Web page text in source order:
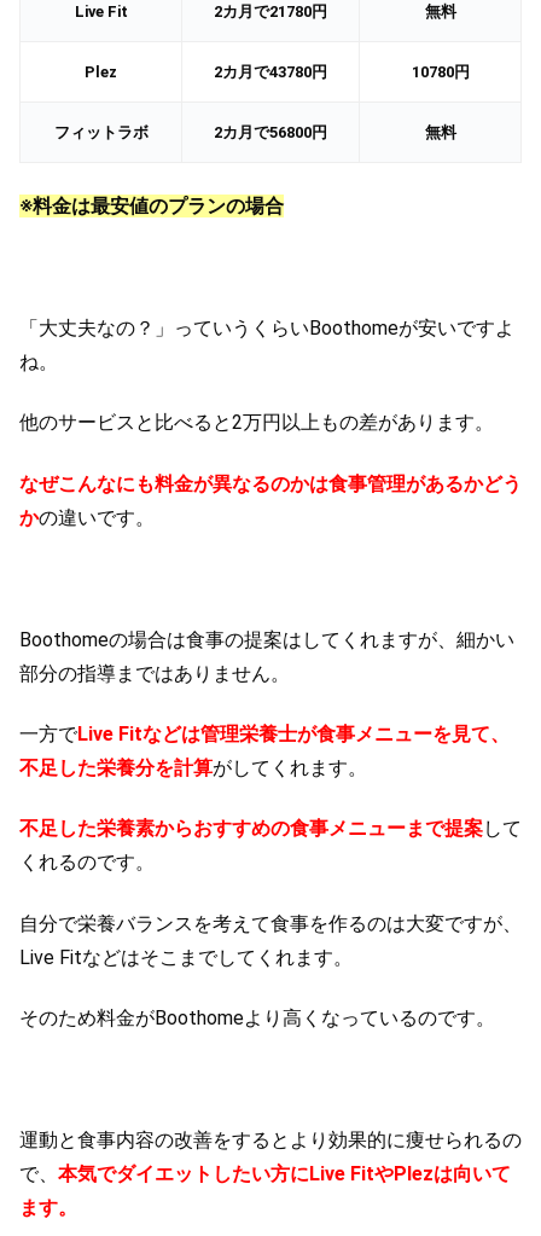
Live Fit 2カ月で21780円 無料
Plez 2カ月で43780円 10780円
フィットラボ 2カ月で56800円 無料
※料金は最安値のプランの場合
「大丈夫なの？」っていうくらいBoothomeが安いですよ
ね。
他のサービスと比べると2万円以上もの差があります。
なぜこんなにも料金が異なるのかは食事管理があるかどう
かの違いです。
Boothomeの場合は食事の提案はしてくれますが、細かい
部分の指導まではありません。
一方でLive Fitなどは管理栄養士が食事メニューを見て、
不足した栄養分を計算がしてくれます。
不足した栄養素からおすすめの食事メニューまで提案して
くれるのです。
自分で栄養バランスを考えて食事を作るのは大変ですが、
Live Fitなどはそこまでしてくれます。
そのため料金がBoothomeより高くなっているのです。
運動と食事内容の改善をするとより効果的に痩せられるの
で、 本気でダイエットしたい方にLive FitやPlezは向いて
ます。